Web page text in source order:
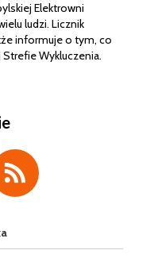
Elektrowni
ludzi. Licznik
informuje o tym, co
Wykluczenia.